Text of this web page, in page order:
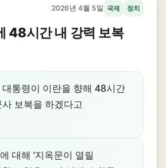
2026년 4월 5일 국제 정치
48시간 내 강력 보복
대통령이 이란을 향해 48시간
보복을 하겠다고
대해 '지옥문이 열릴